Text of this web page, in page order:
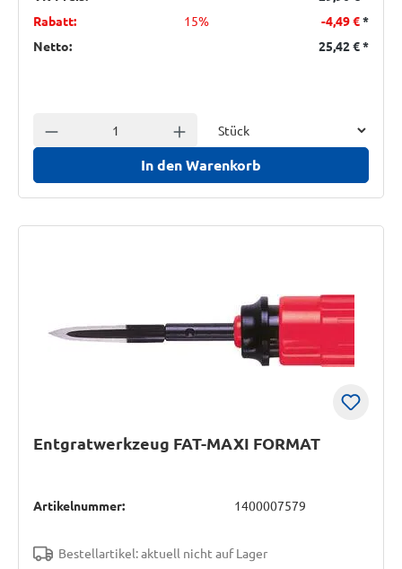
Rabatt:
15% -4,49 €*
Netto:
25,42 €*
Anzahl verringern Anzahl erhöhen
In den Warenkorb
Entgratwerkzeug FAT-MAXI FORMAT
Artikelnummer: 1400007579
Bestellartikel: aktuell nicht auf Lager